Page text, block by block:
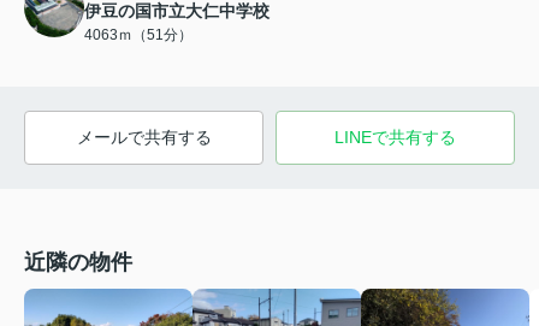
伊豆の国市立大仁中学校
4063ｍ（51分）
メールで共有する LINEで共有する
近隣の物件